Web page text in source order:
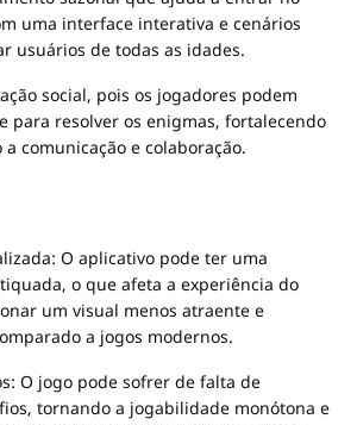
uma interface interativa e cenários
usuários de todas as idades.
social, pois os jogadores podem
para resolver os enigmas, fortalecendo
comunicação e colaboração.
O aplicativo pode ter uma
o que afeta a experiência do
um visual menos atraente e
a jogos modernos.
O jogo pode sofrer de falta de
tornando a jogabilidade monótona e